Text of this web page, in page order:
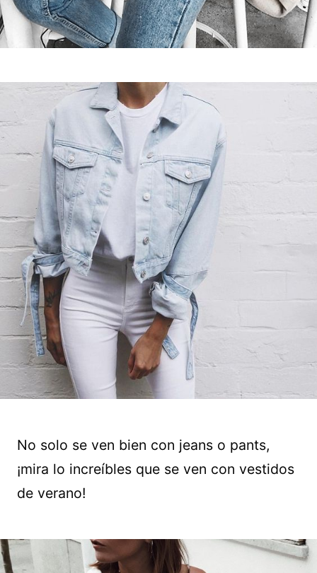
No solo se ven bien con jeans o pants,
¡mira lo increíbles que se ven con vestidos
de verano!